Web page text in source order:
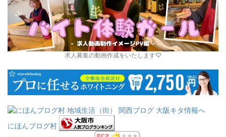
求人募集の動画作成をいたします♡
にほんブログ村